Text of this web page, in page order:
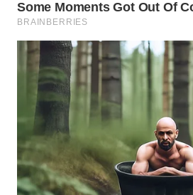
INDRAMAYU
WN
KUNINGAN
WN
MAJALENGKA
WN